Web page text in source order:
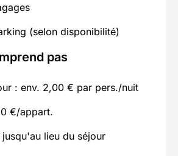
(selon disponibilité)
pas
: env. 2,00 € par pers./nuit
€/appart.
lieu du séjour